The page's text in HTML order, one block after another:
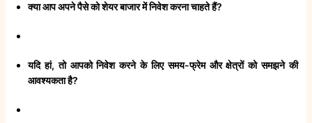
क्या आप अपने पैसे को शेयर बाजार में निवेश करना चाहते हैं?
यदि हां, तो आपको निवेश करने के लिए समय-फ्रेम और क्षेत्रों को समझने की
आवश्यकता है?